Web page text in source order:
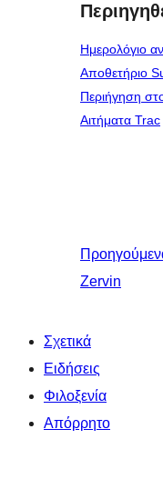
Ημερολόγιο
Αποθετήριο
Περιήγηση
Αιτήματα Trac
Zervin
Σχετικά
Ειδήσεις
Φιλοξενία
Απόρρητο